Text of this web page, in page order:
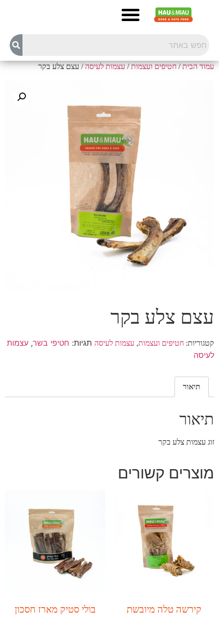
עמוד הבית/חטיפים ועצמות/עצמות לעיסה/ עצם צלע בקר
עצם צלע בקר
קטגוריות: חטיפים ועצמות, עצמות לעיסה תגיות: חטיפי בשר, עצמות
לעיסה
תיאור
תיאור
זוג עצמות צלע בקר
מוצרים קשורים
קירשה טלה מיובשת בולי סטיק מארז חסכון